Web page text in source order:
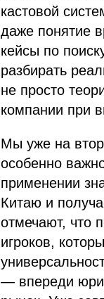
кастовой
даже понятие
кейсы по
разбирать
не просто
компании при
Мы уже на
особенно
применении
Китаю и
отмечают, что
игроков,
— впереди